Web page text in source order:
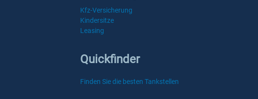
Kfz-Versicherung
Kindersitze
Leasing
Quickfinder
Finden Sie die besten Tankstellen